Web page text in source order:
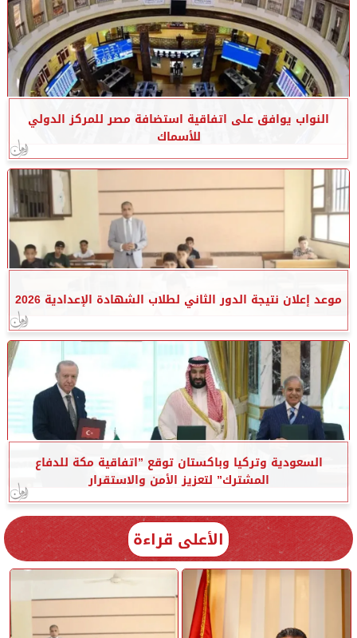
النواب يوافق على اتفاقية استضافة مصر للمركز الدولي
للأسماك
موعد إعلان نتيجة الدور الثاني لطلاب الشهادة الإعدادية 2026
السعودية وتركيا وباكستان توقع ”اتفاقية مكة للدفاع
المشترك” لتعزيز الأمن والاستقرار
الأعلى قراءة